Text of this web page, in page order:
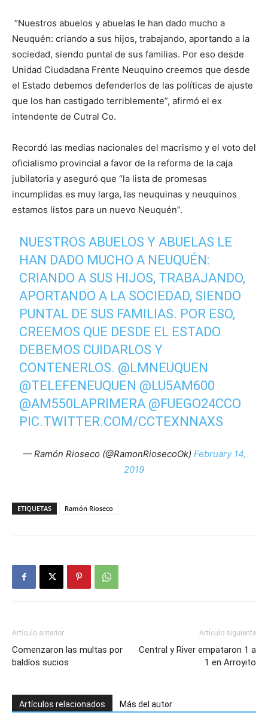
“Nuestros abuelos y abuelas le han dado mucho a
Neuquén: criando a sus hijos, trabajando, aportando a la
sociedad, siendo puntal de sus familias. Por eso desde
Unidad Ciudadana Frente Neuquino creemos que desde
el Estado debemos defenderlos de las políticas de ajuste
que los han castigado terriblemente”, afirmó el ex
intendente de Cutral Co.
Recordó las medias nacionales del macrismo y el voto del
oficialismo provincial a favor de la reforma de la caja
jubilatoria y aseguró que “la lista de promesas
incumplidas es muy larga, las neuquinas y neuquinos
estamos listos para un nuevo Neuquén”.
NUESTROS ABUELOS Y ABUELAS LE
HAN DADO MUCHO A NEUQUÉN:
CRIANDO A SUS HIJOS, TRABAJANDO,
APORTANDO A LA SOCIEDAD, SIENDO
PUNTAL DE SUS FAMILIAS. POR ESO,
CREEMOS QUE DESDE EL ESTADO
DEBEMOS CUIDARLOS Y
CONTENERLOS. @LMNEUQUEN
@TELEFENEUQUEN @LU5AM600
@AM550LAPRIMERA @FUEGO24CCO
PIC.TWITTER.COM/CCTEXNNAXS
— Ramón Rioseco (@RamonRiosecoOk) February 14,
2019
ETIQUETAS Ramón Rioseco
Artículo anterior
Comenzaron las multas por
baldíos sucios
Artículo siguiente
Central y River empataron 1 a
1 en Arroyito
Artículos relacionados Más del autor